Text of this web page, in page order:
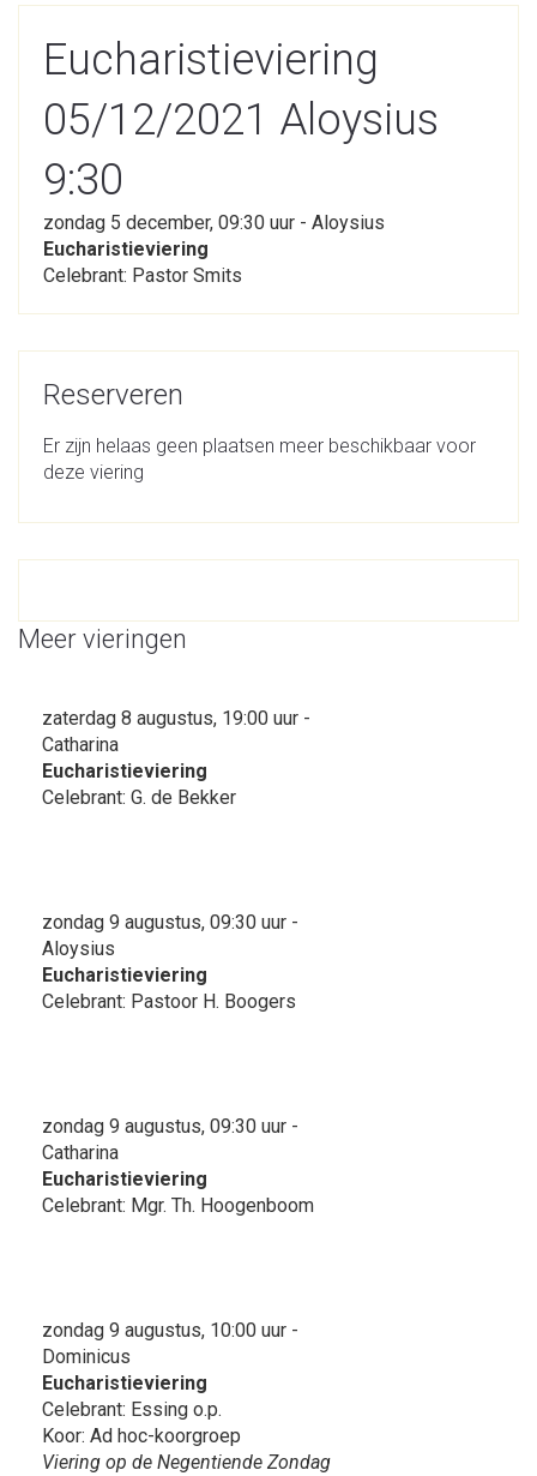
Eucharistieviering
05/12/2021 Aloysius
9:30
zondag 5 december, 09:30 uur - Aloysius
Eucharistieviering
Celebrant: Pastor Smits
Reserveren
Er zijn helaas geen plaatsen meer beschikbaar voor
deze viering
Meer vieringen
zaterdag 8 augustus, 19:00 uur -
Catharina
Eucharistieviering
Celebrant: G. de Bekker
zondag 9 augustus, 09:30 uur -
Aloysius
Eucharistieviering
Celebrant: Pastoor H. Boogers
zondag 9 augustus, 09:30 uur -
Catharina
Eucharistieviering
Celebrant: Mgr. Th. Hoogenboom
zondag 9 augustus, 10:00 uur -
Dominicus
Eucharistieviering
Celebrant: Essing o.p.
Koor: Ad hoc-koorgroep
Viering op de Negentiende Zondag